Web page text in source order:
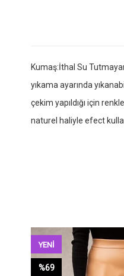
Kumaş:İthal Su
yıkama ayarında
çekim yapıldığı için
naturel haliyle efect
%69
YENI
ÜRÜN